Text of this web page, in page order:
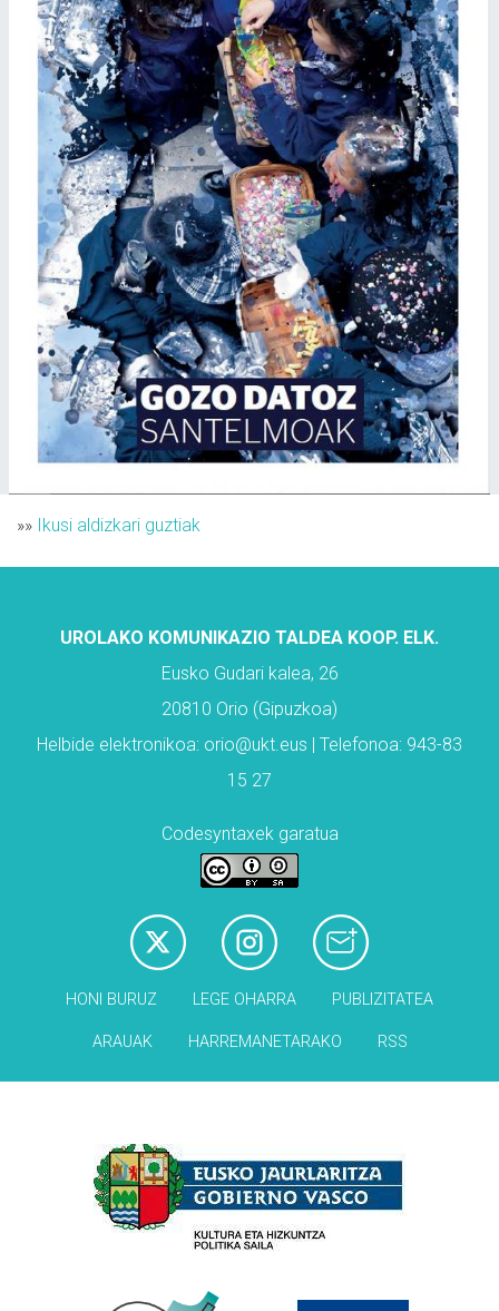
»» Ikusi aldizkari guztiak
UROLAKO KOMUNIKAZIO TALDEA KOOP. ELK.
Eusko Gudari kalea, 26
20810 Orio (Gipuzkoa)
Helbide elektronikoa: orio@ukt.eus | Telefonoa: 943-83
15 27
Codesyntaxek garatua
HONI BURUZ LEGE OHARRA PUBLIZITATEA
ARAUAK HARREMANETARAKO RSS